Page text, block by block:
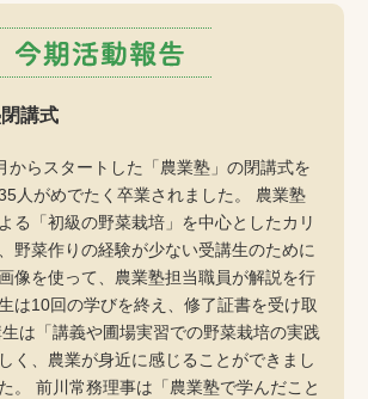
講式
からスタートした「農業塾」の閉講式を
人がめでたく卒業されました。 農業塾
る「初級の野菜栽培」を中心としたカリ
野菜作りの経験が少ない受講生のために
像を使って、農業塾担当職員が解説を行
は10回の学びを終え、修了証書を受け取
は「講義や圃場実習での野菜栽培の実践
く、農業が身近に感じることができまし
。 前川常務理事は「農業塾で学んだこと